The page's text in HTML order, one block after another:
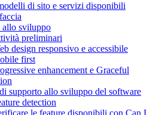
di sito e servizi disponibili
sviluppo
preliminari
design responsivo e accessibile
first
enhancement e Graceful
supporto allo sviluppo del software
detection
le feature disponibili con Can I